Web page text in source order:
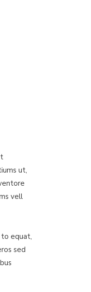
ut,
vell
equat,
sed